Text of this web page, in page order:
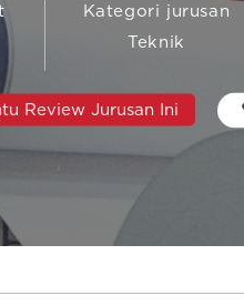
Kategori jurusan
Teknik
Review Jurusan Ini